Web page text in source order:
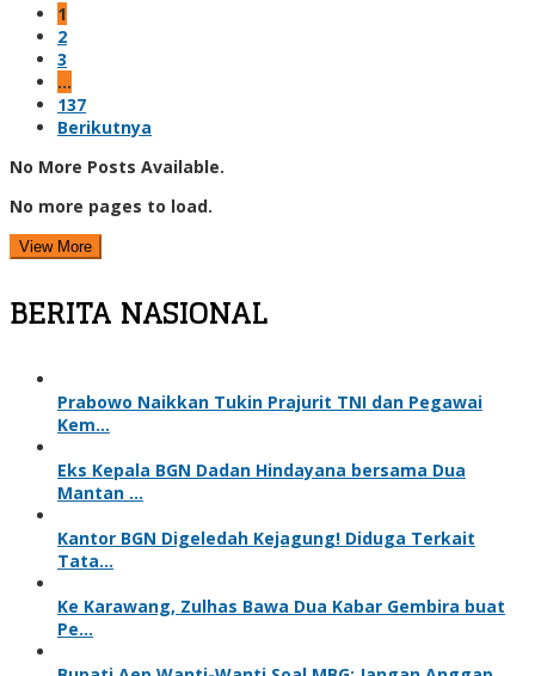
1
2
3
…
137
Berikutnya
No More Posts Available.
No more pages to load.
View More
BERITA NASIONAL
Prabowo Naikkan Tukin Prajurit TNI dan Pegawai
Kem…
Eks Kepala BGN Dadan Hindayana bersama Dua
Mantan …
Kantor BGN Digeledah Kejagung! Diduga Terkait
Tata…
Ke Karawang, Zulhas Bawa Dua Kabar Gembira buat
Pe…